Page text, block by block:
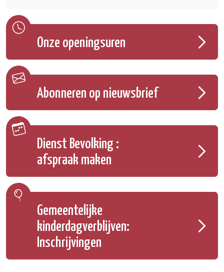
Onze openingsuren
Abonneren op nieuwsbrief
Dienst Bevolking :
afspraak maken
Gemeentelijke
kinderdagverblijven:
Inschrijvingen